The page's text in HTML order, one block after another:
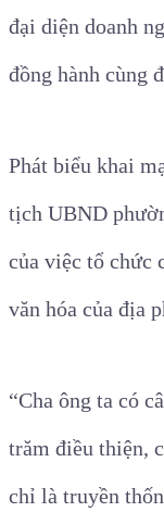
đại diện doanh
đồng hành cùng
Phát biểu khai
tịch UBND
của việc tổ chức
văn hóa của địa
“Cha ông ta có
trăm điều thiện,
chỉ là truyền